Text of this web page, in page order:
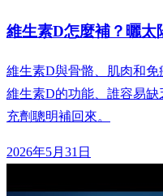
維生素D怎麼補？曬太
維生素D與骨骼、肌肉和
維生素D的功能、誰容易
充劑聰明補回來。
2026年5月31日